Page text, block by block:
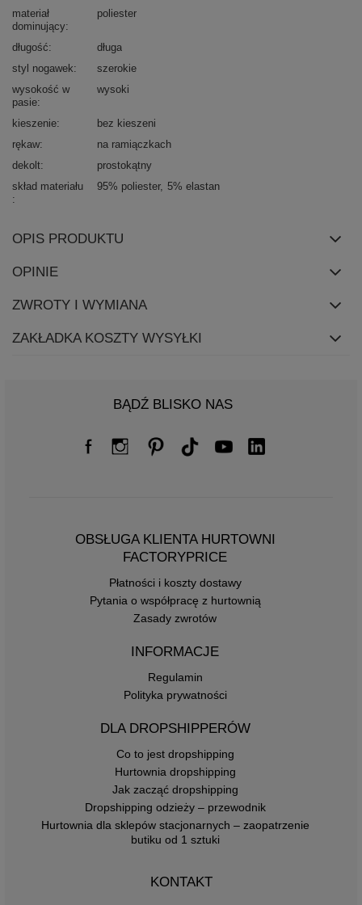
materiał
dominujący
poliester
długość
długa
styl nogawek
szerokie
wysokość w
pasie
wysoki
kieszenie
bez kieszeni
rękaw
na ramiączkach
dekolt
prostokątny
skład materiału
95% poliester 5% elastan
OPIS PRODUKTU
OPINIE
ZWROTY I WYMIANA
ZAKŁADKA KOSZTY WYSYŁKI
BĄDŹ BLISKO NAS
OBSŁUGA KLIENTA HURTOWNI
FACTORYPRICE
Płatności i koszty dostawy
Pytania o współpracę z hurtownią
Zasady zwrotów
INFORMACJE
Regulamin
Polityka prywatności
DLA DROPSHIPPERÓW
Co to jest dropshipping
Hurtownia dropshipping
Jak zacząć dropshipping
Dropshipping odzieży – przewodnik
Hurtownia dla sklepów stacjonarnych – zaopatrzenie
butiku od 1 sztuki
KONTAKT